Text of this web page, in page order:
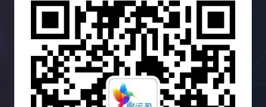
鉴。 小红书的成功并非偶然，而是精心策划和运营的
结果。 让我们深入剖析小红书是如何玩转链接建设
的： 小红书的成功案例表明，高质量的内容和活跃的
社区是链接建设的基石。 通过创造有价值的内容，吸
引用户参与，并引导用户分享和转载，可以获得大量
的、高质量的外部链接，并提升网站的流量、知名度
和最终的转化率。 六、 常见误区：你需要避免哪些
吸引链接的关键，因为它可以为用户提供价值，并鼓
励其他网站链接到你的网站，从而提升你的网站权威
性和排名。好的内容也更容易在社交媒体上被分享，
从而带来更多的曝光率和流量。 三、Semrush：多功
能搜索引擎优化工具，助力链接建设 Semrush 就像
一位多才多艺的助手，可以帮助你进行关键词研究、
竞争对手分析、网站审核等等，全方位提升你的搜索
后，资源匮乏也是小语种搜索引擎优化面临的一个难
题。相比于英语等主流语言，小语种搜索引擎优化的
学习资源和工具相对匮乏。找到合适的工具和资源需
要花费更多的时间和精力。你可能需要尝试不同的工
具，并进行比较和筛选。 然而，挑战与机遇并存。随
着全球化的深入发展，小语种市场蕴藏着巨大的潜
力。这是一个尚未完全开发的蓝海市场。掌握小语种
且异质性极高的群体，不同的用户拥有不同的背景、
兴趣、需求、学习风格、认知模式和行为习惯。有些
人喜欢深入阅读长篇的专业文章，有些人则更倾向于
观看短小精悍的视频教程；有些人对数据和图表情有
独钟，有些人则更容易被生动的故事和案例所打动；
有些人喜欢积极参与互动，分享自己的观点和经验，
有些人则更倾向于被动地接收信息，默默地汲取知